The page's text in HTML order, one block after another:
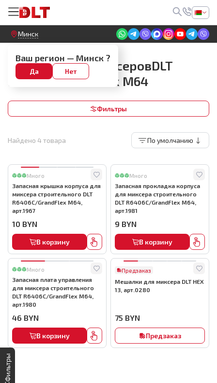
Круглосуточный! Прием заявок на сайте
Минск
Ваш регион — Минск ?
Да Нет
Запчасти для миксеров
Запчасти для миксеровDLT
R6406C/GrandFlex М64
Фильтры
Найдено 4 товара По умолчанию
Фильтры
Много
Запасная крышка корпуса для
миксера строительного DLT
R6406C/GrandFlex М64,
арт.1967
10 BYN
В корзину
Много
Запасная прокладка корпуса
для миксера строительного
DLT R6406C/GrandFlex М64,
арт.1981
9 BYN
В корзину
Много
Запасная плата управления
для миксера строительного
DLT R6406C/GrandFlex М64,
арт.1980
46 BYN
В корзину
Предзаказ
Мешалки для миксера DLT HEX
13, арт.0280
75 BYN
Предзаказ